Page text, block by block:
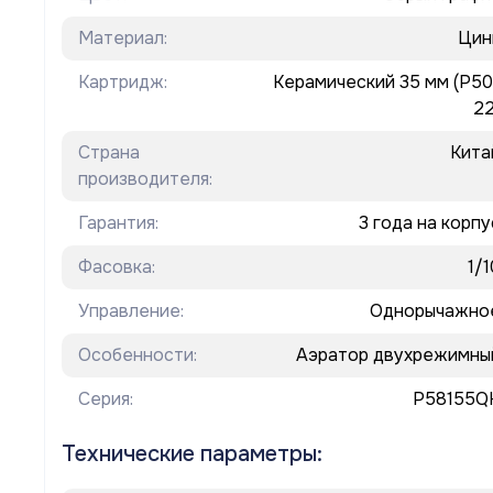
Материал:
Картридж:
Керамический 35 мм
Страна
производителя:
Гарантия:
3 года на
Фасовка:
1/
Управление:
Особенности:
Аэратор
Серия:
Технические параметры: